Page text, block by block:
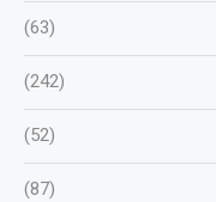
(63)
(242)
(52)
(87)